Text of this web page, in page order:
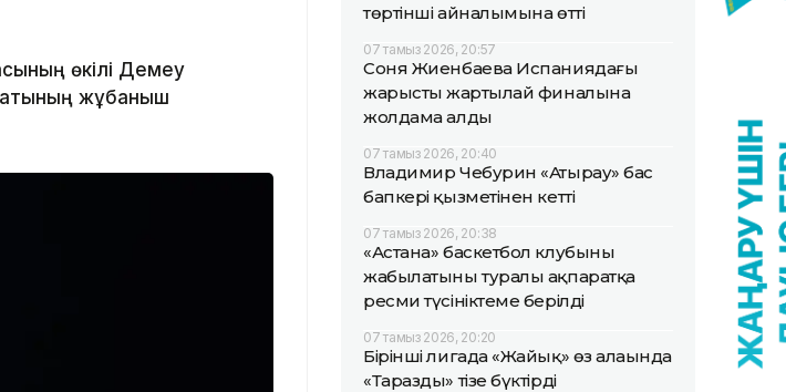
өкілі Демеу
жұбаныш
төртінші айналымына өтті
07 тамыз 2026, 20:57
Соня Жиенбаева Испаниядағы
жарыстың жартылай финалына
жолдама алды
07 тамыз 2026, 20:40
Владимир Чебурин «Атырау» бас
бапкері қызметінен кетті
07 тамыз 2026, 20:38
«Астана» баскетбол клубының
жабылатыны туралы ақпаратқа
ресми түсініктеме берілді
07 тамыз 2026, 20:20
Бірінші лигада «Жайық» өз алаңында
«Таразды» тізе бүктірді